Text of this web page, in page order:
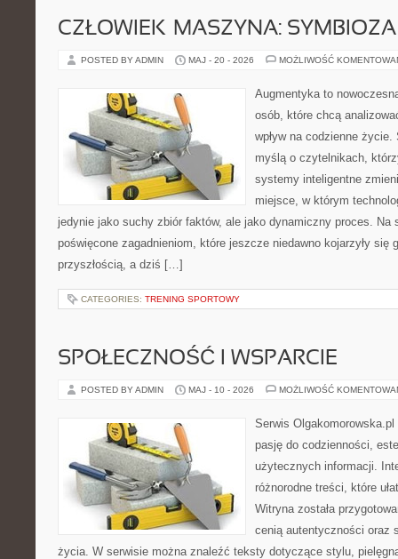
CZŁOWIEK–MASZYNA: SYMBIOZA
POSTED BY ADMIN MAJ - 20 - 2026 MOŻLIWOŚĆ
Augmentyka to
osób, które chcą
wpływ na codzienne
myślą o czytelnikach,
systemy inteligentne
miejsce, w którym
jedynie jako suchy zbiór faktów, ale jako dynamiczny proces.
poświęcone zagadnieniom, które jeszcze niedawno kojarzyły się
przyszłością, a dziś […]
CATEGORIES: TRENING SPORTOWY
SPOŁECZNOŚĆ I WSPARCIE
POSTED BY ADMIN MAJ - 10 - 2026 MOŻLIWOŚĆ
Serwis
pasję do codzienności,
użytecznych informacji.
różnorodne treści, które
Witryna została
cenią autentyczności oraz
życia. W serwisie można znaleźć teksty dotyczące stylu,